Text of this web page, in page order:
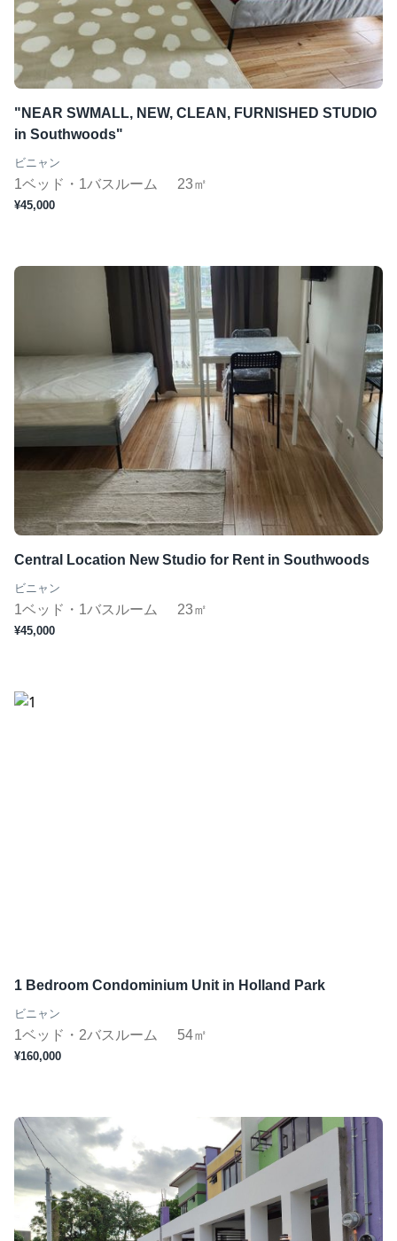
プールつき
ジムあり
Wifi完備
コンシェルジュ
短期（１ヶ月〜）
"NEAR SWMALL, NEW, CLEAN, FURNISHED STUDIO
in Southwoods"
ビニャン
1ベッド・1バスルーム 23㎡
¥45,000
Central Location New Studio for Rent in Southwoods
ビニャン
1ベッド・1バスルーム 23㎡
¥45,000
1 Bedroom Condominium Unit in Holland Park
ビニャン
1ベッド・2バスルーム 54㎡
¥160,000